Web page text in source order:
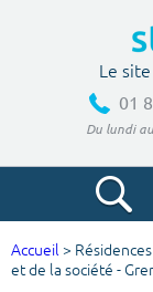
Le
01
Du lundi
Accueil >
et de la société -